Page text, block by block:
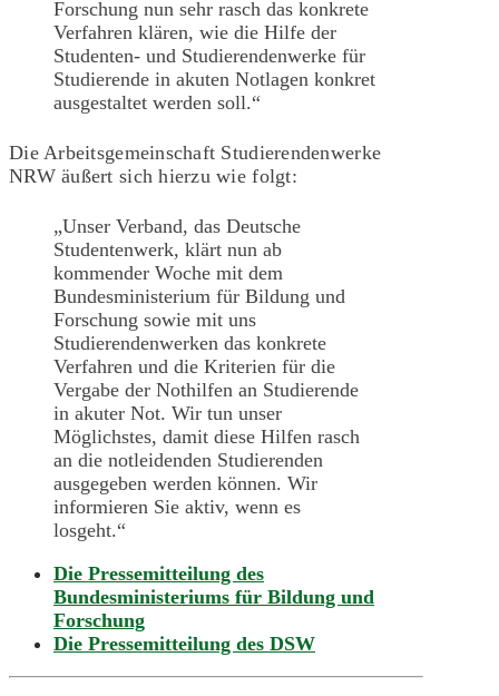
Forschung nun sehr rasch das konkrete
Verfahren klären, wie die Hilfe der
Studenten- und Studierendenwerke für
Studierende in akuten Notlagen konkret
ausgestaltet werden soll.“
Die Arbeitsgemeinschaft Studierendenwerke
NRW äußert sich hierzu wie folgt:
„Unser Verband, das Deutsche
Studentenwerk, klärt nun ab
kommender Woche mit dem
Bundesministerium für Bildung und
Forschung sowie mit uns
Studierendenwerken das konkrete
Verfahren und die Kriterien für die
Vergabe der Nothilfen an Studierende
in akuter Not. Wir tun unser
Möglichstes, damit diese Hilfen rasch
an die notleidenden Studierenden
ausgegeben werden können. Wir
informieren Sie aktiv, wenn es
losgeht.“
Die Pressemitteilung des
Bundesministeriums für Bildung und
Forschung
Die Pressemitteilung des DSW